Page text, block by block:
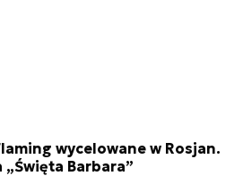
wycelowane w Rosjan.
„Święta Barbara”